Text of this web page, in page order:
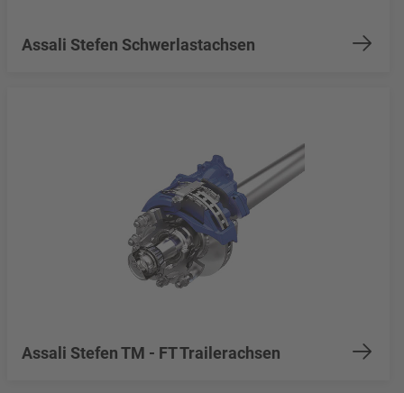
Assali Stefen Schwerlastachsen
Assali Stefen TM - FT Trailerachsen